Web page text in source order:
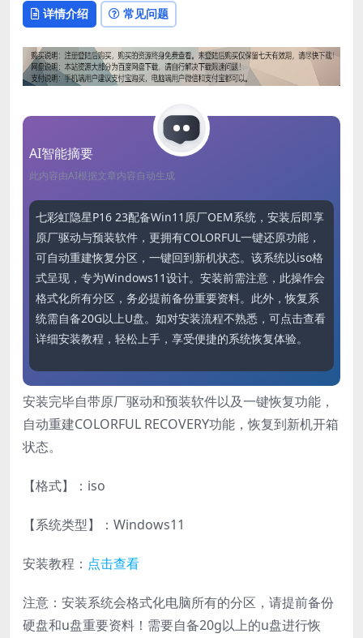
详情介绍 常见问题
AI智能摘要
此内容由AI根据文章内容自动生成
七彩虹隐星P16 23配备Win11原厂OEM系统，安装后即享
原厂驱动与预装软件，更拥有COLORFUL一键还原功能，
可自动重建恢复分区，一键回到新机状态。该系统以iso格
式呈现，专为Windows11设计。安装前需注意，此操作会
格式化所有分区，务必提前备份重要资料。此外，恢复系
统需自备20G以上U盘。如对安装流程不熟悉，可点击查看
详细安装教程，轻松上手，享受便捷的系统恢复体验。
安装完毕自带原厂驱动和预装软件以及一键恢复功能，
自动重建COLORFUL RECOVERY功能，恢复到新机开箱
状态。
【格式】：iso
【系统类型】：Windows11
安装教程： 点击查看
注意：安装系统会格式化电脑所有的分区，请提前备份
硬盘和u盘重要资料！需要自备20g以上的u盘进行恢